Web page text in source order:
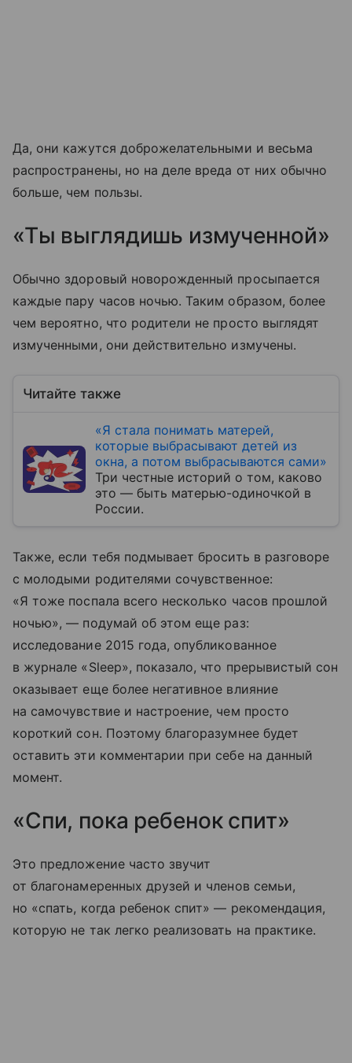
Да, они кажутся доброжелательными и весьма
распространены, но на деле вреда от них обычно
больше, чем пользы.
«Ты выглядишь измученной»
Обычно здоровый новорожденный просыпается
каждые пару часов ночью. Таким образом, более
чем вероятно, что родители не просто выглядят
измученными, они действительно измучены.
Читайте также
«Я стала понимать матерей,
которые выбрасывают детей из
окна, а потом выбрасываются сами»
Три честные историй о том, каково
это — быть матерью-одиночкой в
России.
Также, если тебя подмывает бросить в разговоре
с молодыми родителями сочувственное:
«Я тоже поспала всего несколько часов прошлой
ночью», — подумай об этом еще раз:
исследование 2015 года, опубликованное
в журнале «Sleep», показало, что прерывистый сон
оказывает еще более негативное влияние
на самочувствие и настроение, чем просто
короткий сон. Поэтому благоразумнее будет
оставить эти комментарии при себе на данный
момент.
«Спи, пока ребенок спит»
Это предложение часто звучит
от благонамеренных друзей и членов семьи,
но «спать, когда ребенок спит» — рекомендация,
которую не так легко реализовать на практике.